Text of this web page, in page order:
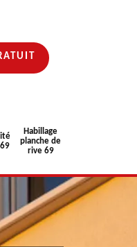
Habillage
planche de
rive 69